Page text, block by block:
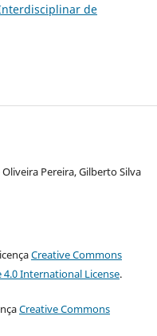
de
Pereira, Gilberto Silva
Creative Commons
International License.
Creative Commons